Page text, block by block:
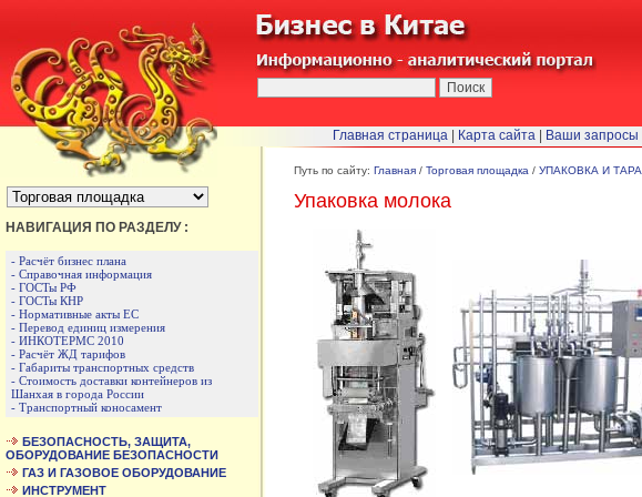
БЫСТРЫЙ ПЕРЕХОД :
НАВИГАЦИЯ ПО РАЗДЕЛУ :
- Расчёт бизнес плана
- Справочная информация
- ГОСТы РФ
- ГОСТы КНР
- Нормативные акты ЕС
- Перевод единиц измерения
- ИНКОТЕРМС 2010
- Расчёт ЖД тарифов
- Габариты транспортных средств
- Стоимость доставки контейнеров из
Шанхая в города России
- Транспортный коносамент
БЕЗОПАСНОСТЬ, ЗАЩИТА,
ОБОРУДОВАНИЕ БЕЗОПАСНОСТИ
ГАЗ И ГАЗОВОЕ ОБОРУДОВАНИЕ
ИНСТРУМЕНТ
Путь по сайту: Главная / Торговая площадка / УПАКОВКА И ТАРА
Упаковка молока
Главная страница Карта сайта Ваши запросы